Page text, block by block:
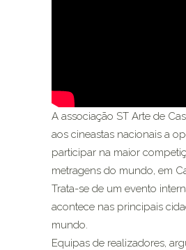
A associação ST Arte de
aos cineastas nacionais a
participar na maior
metragens do mundo, em
Trata-se de um evento
acontece nas principais
mundo.
Equipas de realizadores,